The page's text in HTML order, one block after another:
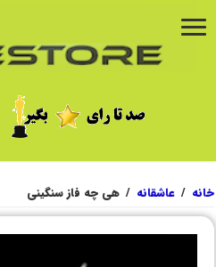
خانه / عاشقانه / هی چه فاز سنگینی